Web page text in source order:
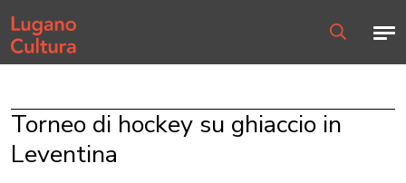
Home page
Torneo di hockey su ghiaccio in
Leventina